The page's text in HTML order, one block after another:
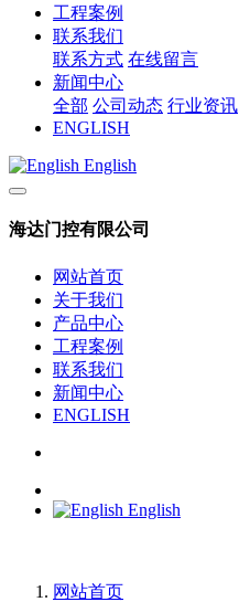
工程案例
联系我们
联系方式 在线留言
新闻中心
全部 公司动态 行业资讯
ENGLISH
English
海达门控有限公司
网站首页
关于我们
产品中心
工程案例
联系我们
新闻中心
ENGLISH
English
网站首页